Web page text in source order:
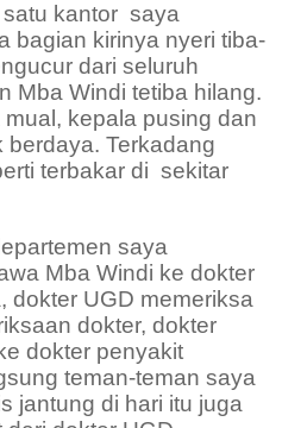
kantor saya
bagian kirinya nyeri tiba-
dari seluruh
Mba Windi tetiba hilang.
kepala pusing dan
berdaya. Terkadang
terbakar di sekitar
saya
Mba Windi ke dokter
dokter UGD memeriksa
dokter, dokter
dokter penyakit
teman-teman saya
jantung di hari itu juga